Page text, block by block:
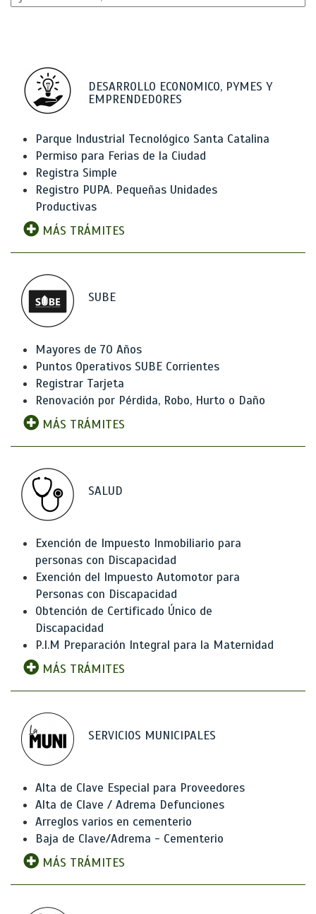
DESARROLLO ECONOMICO, PYMES Y
EMPRENDEDORES
Parque Industrial Tecnológico Santa Catalina
Permiso para Ferias de la Ciudad
Registra Simple
Registro PUPA. Pequeñas Unidades
Productivas
MÁS TRÁMITES
SUBE
Mayores de 70 Años
Puntos Operativos SUBE Corrientes
Registrar Tarjeta
Renovación por Pérdida, Robo, Hurto o Daño
MÁS TRÁMITES
SALUD
Exención de Impuesto Inmobiliario para
personas con Discapacidad
Exención del Impuesto Automotor para
Personas con Discapacidad
Obtención de Certificado Único de
Discapacidad
P.I.M Preparación Integral para la Maternidad
MÁS TRÁMITES
SERVICIOS MUNICIPALES
Alta de Clave Especial para Proveedores
Alta de Clave / Adrema Defunciones
Arreglos varios en cementerio
Baja de Clave/Adrema - Cementerio
MÁS TRÁMITES